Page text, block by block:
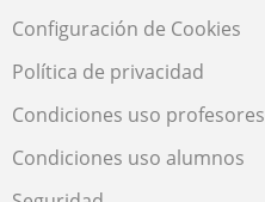
Configuración de Cookies
Política de privacidad
Condiciones uso profesores
Condiciones uso alumnos